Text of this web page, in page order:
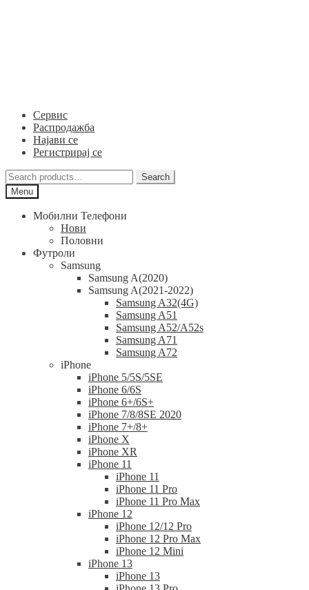
Сервис
Распродажба
Најави се
Регистрирај се
Search
for:
Search
Menu
Мобилни Телефони
Нови
Половни
Футроли
Samsung
Samsung A(2020)
Samsung A(2021-2022)
Samsung A32(4G)
Samsung A51
Samsung A52/A52s
Samsung A71
Samsung A72
iPhone
iPhone 5/5S/5SE
iPhone 6/6S
iPhone 6+/6S+
iPhone 7/8/8SE 2020
iPhone 7+/8+
iPhone X
iPhone XR
iPhone 11
iPhone 11
iPhone 11 Pro
iPhone 11 Pro Max
iPhone 12
iPhone 12/12 Pro
iPhone 12 Pro Max
iPhone 12 Mini
iPhone 13
iPhone 13